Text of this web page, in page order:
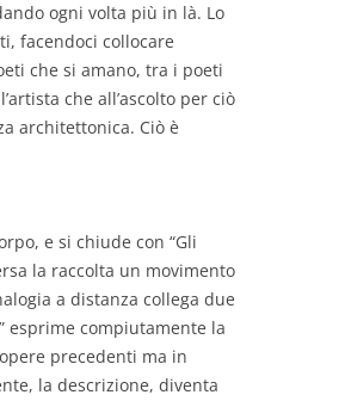
ogni volta più in là. Lo
facendoci collocare
che si amano, tra i poeti
che all’ascolto per ciò
architettonica. Ciò è
e si chiude con “Gli
la raccolta un movimento
a distanza collega due
esprime compiutamente la
precedenti ma in
la descrizione, diventa